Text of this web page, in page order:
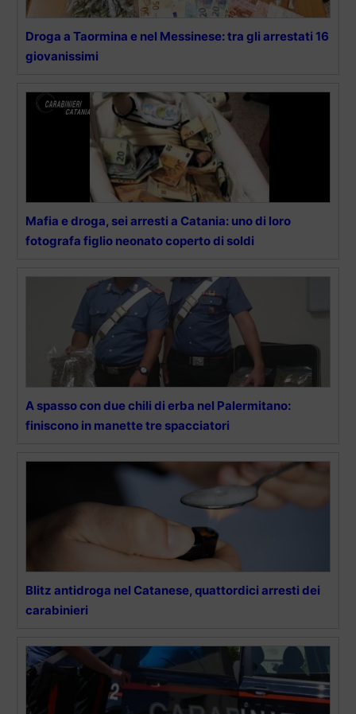
Droga a Taormina e nel Messinese: tra gli arrestati 16
giovanissimi
Mafia e droga, sei arresti a Catania: uno di loro
fotografa figlio neonato coperto di soldi
A spasso con due chili di erba nel Palermitano:
finiscono in manette tre spacciatori
Blitz antidroga nel Catanese, quattordici arresti dei
carabinieri